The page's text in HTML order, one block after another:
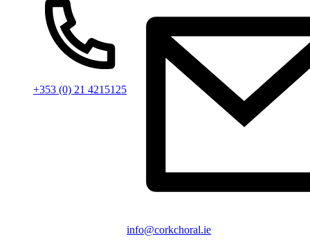
+353 (0) 21 4215125
info@corkchoral.ie